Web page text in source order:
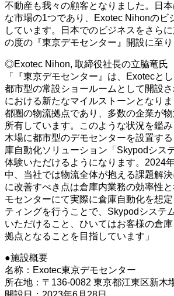
不動産も我々の顧客となりました。日
な市場の1つであり、Exotec Nihonのビ
しています。日本でのビジネスをさら
の度の『東京デモセンター』開設に至り
◎Exotec Nihon, 取締役社長の立脇竜氏
「『東京デモセンター』は、Exotecと
都市型の常設ショールームとして開設
における新たなマイルストーンとなり
都圏の物流拠点であり、多数の企業が
所有しています。このような状況を鑑
木場に都市型のデモセンターを設置す
庫自動化ソリューション「Skypodシス
体験いただけるようになります。2024
中、当社では物流全体が抱える課題解
に改善すべき点は倉庫内業務の効率性
モセンターにて実際に倉庫自動化を想
ティングを行うことで、Skypodシステ
いただけること、ひいてはお客様の倉
拠点となることを目指しています」
●施設概要
名称：Exotec東京デモセンター
所在地：〒136-0082 東京都江東区新木